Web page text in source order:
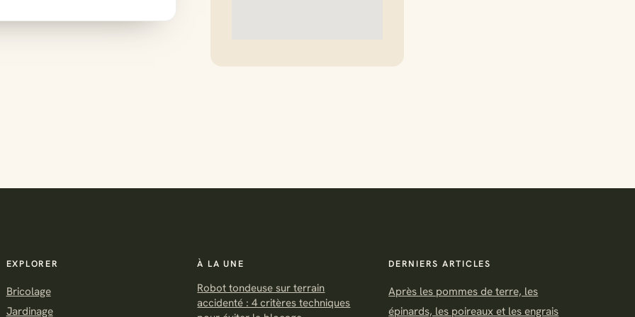
EXPLORER
Bricolage
Jardinage
À LA UNE
Robot tondeuse sur terrain
accidenté : 4 critères techniques
DERNIERS ARTICLES
Après les pommes de terre, les
épinards, les poireaux et les engrais